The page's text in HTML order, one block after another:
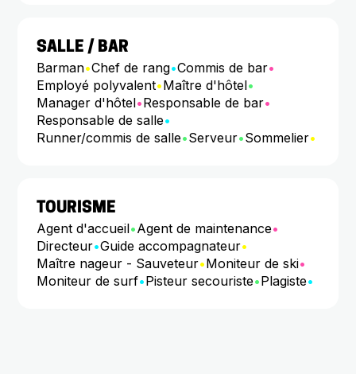
SALLE / BAR
Barman•Chef de rang•Commis de bar•
Employé polyvalent•Maître d'hôtel•
Manager d'hôtel•Responsable de bar•
Responsable de salle•
Runner/commis de salle•Serveur•Sommelier•
TOURISME
Agent d'accueil•Agent de maintenance•
Directeur•Guide accompagnateur•
Maître nageur - Sauveteur•Moniteur de ski•
Moniteur de surf•Pisteur secouriste•Plagiste•